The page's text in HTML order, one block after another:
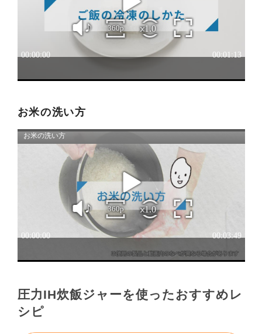
製品の仕様変更などで、取扱説明書の内容は変更さ
れる場合があります。本サイトに掲載されている取
扱説明書の内容が、製品に同梱されている取扱説明
書の内容と異なる場合がありますので、あらかじめ
に関する注意事項は、取扱説明書作成時点での法的
基準や業界基準に拠った内容になっております。製
品に関する安全に関する注意についてのご質問等に
つきましては、弊社「 お客様ご相談センター
」に直
接お問い合わせくださいますようお願いします
（※）。
（※）みまもりほっとラインサービスでご使用され
ている専用の製品（レンタル品）につきましては、
弊社「みまもりほっとライン相談窓口」に直接お問
い合わせくださいますようお願いします。
本サイトに情報を掲載する際には、細心の注意を払
っておりますが、以下の点について、弊社は何ら保
証せず、また責任を負うものではありません。あら
お米の洗い方
圧力IH炊飯ジャーを使ったおすすめレ
シピ